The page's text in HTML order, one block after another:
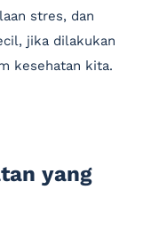
stres, dan
jika dilakukan
kesehatan kita.
yang